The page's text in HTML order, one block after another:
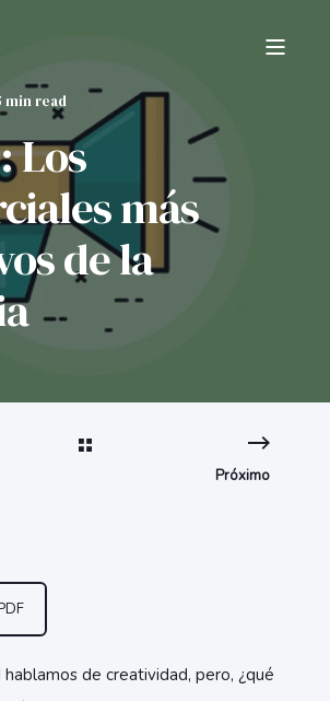
min read
Los
más
de la
Próximo
de creatividad, pero, ¿qué